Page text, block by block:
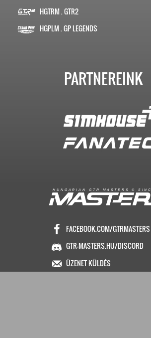
HGTRM . GTR2
HGPLM . GP LEGENDS
PARTNEREINK
H U N G A R I A N G T R M A S T E R S © S I N C
FACEBOOK.COM/GTRMASTERS
GTR-MASTERS.HU/DISCORD
ÜZENET KÜLDÉS